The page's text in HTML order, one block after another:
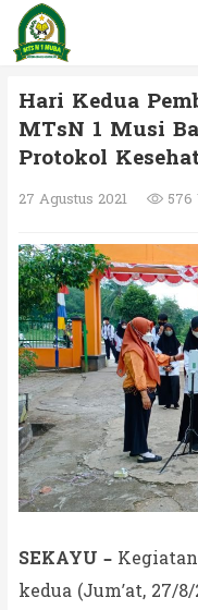
Hari Kedua
MTsN 1 Musi
Protokol
27 Agustus 2021 576
SEKAYU –
kedua (Jum’at, 27/